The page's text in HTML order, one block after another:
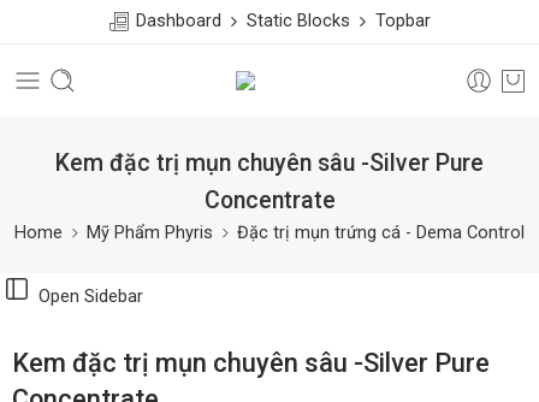
Dashboard Static Blocks Topbar
Kem đặc trị mụn chuyên sâu -Silver Pure
Concentrate
Home Mỹ Phẩm Phyris Đặc trị mụn trứng cá - Dema Control
Open Sidebar
Kem đặc trị mụn chuyên sâu -Silver Pure